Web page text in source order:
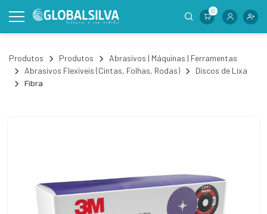
0
Produtos Produtos
Abrasivos | Máquinas | Ferramentas
Abrasivos Flexíveis (Cintas, Folhas, Rodas)
Discos de Lixa
Fibra